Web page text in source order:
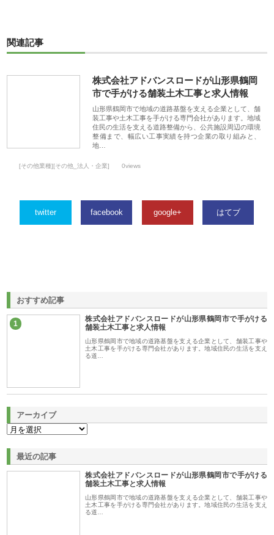
関連記事
株式会社アドバンスロードが山形県鶴岡
市で手がける舗装土木工事と求人情報
山形県鶴岡市で地域の道路基盤を支える企業として、舗
装工事や土木工事を手がける専門会社があります。地域
住民の生活を支える道路整備から、公共施設周辺の環境
整備まで、幅広い工事実績を持つ企業の取り組みと、
地…
[その他業種][その他_法人・企業] 0views
twitter facebook google+ はてブ
おすすめ記事
1
株式会社アドバンスロードが山形県鶴岡市で手がける
舗装土木工事と求人情報
山形県鶴岡市で地域の道路基盤を支える企業として、舗装工事や
土木工事を手がける専門会社があります。地域住民の生活を支え
る道…
アーカイブ
最近の記事
株式会社アドバンスロードが山形県鶴岡市で手がける
舗装土木工事と求人情報
山形県鶴岡市で地域の道路基盤を支える企業として、舗装工事や
土木工事を手がける専門会社があります。地域住民の生活を支え
る道…